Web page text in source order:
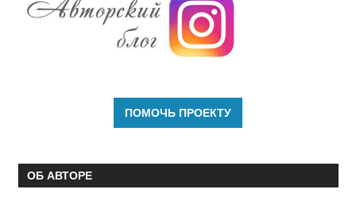
ОБ АВТОРЕ